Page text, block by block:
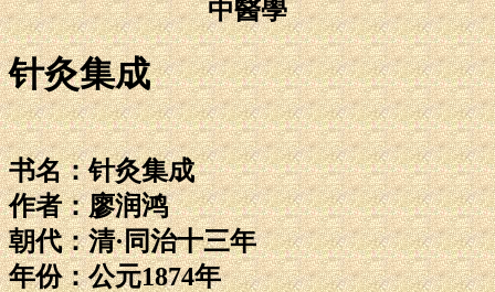
中醫學
针灸集成
书名：针灸集成
作者：廖润鸿
朝代：清·同治十三年
年份：公元1874年